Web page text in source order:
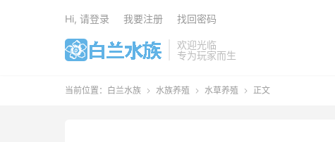
欢迎光临
专为玩家而生
Hi, 请登录 我要注册 找回密码
当前位置： 白兰水族  水族养殖  水草养殖  正文